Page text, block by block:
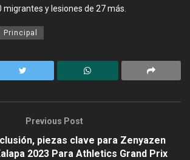
y lesiones de 27 más.
Principal
Previous Post
piezas clave para Zenyazen
2023 Para Athletics Grand Prix